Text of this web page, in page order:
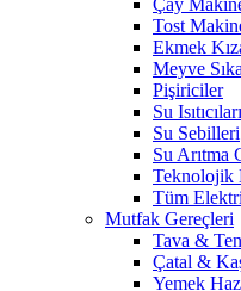
Çay
Tost
Ekmek
Meyve
Pişiriciler
Su Isıtıcıları
Su Sebilleri
Su Arıtma
Teknolojik
Tüm
Mutfak Gereçleri
Tava &
Çatal &
Yemek